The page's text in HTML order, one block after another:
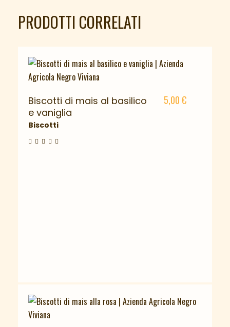
PRODOTTI CORRELATI
Biscotti di mais al basilico
e vaniglia
Biscotti
5,00€